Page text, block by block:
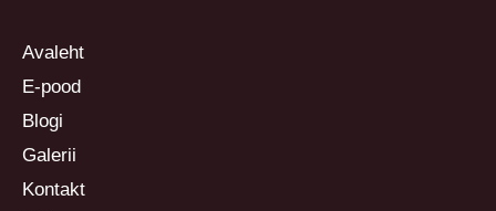
Avaleht
E-pood
Blogi
Galerii
Kontakt